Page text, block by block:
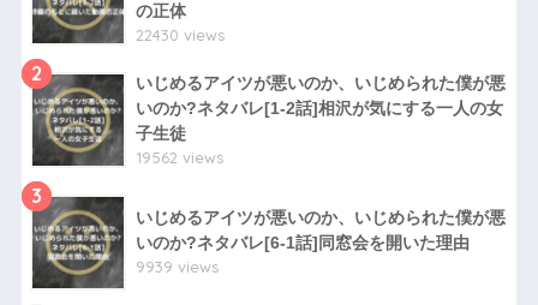
の正体
22430 views
2
いじめるアイツが悪いのか、いじめられた僕が悪
いのか?ネタバレ[1-2話]相沢が気にする一人の女
子生徒
19562 views
3
いじめるアイツが悪いのか、いじめられた僕が悪
いのか?ネタバレ[6-1話]同窓会を開いた理由
9939 views